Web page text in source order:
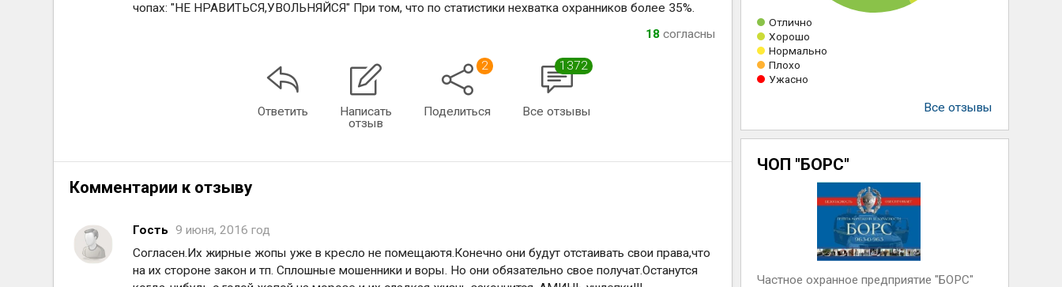
чопах: "НЕ НРАВИТЬСЯ,УВОЛЬНЯЙСЯ" При том, что по статистики нехватка охранников более 35%.
18согласны
Ответить
Написать
отзыв
2
Поделиться
1372
Все отзывы
Комментарии к отзыву
Гость 9 июня, 2016 год
Согласен.Их жирные жопы уже в кресло не помещаютя.Конечно они будут отстаивать свои права,что
на их стороне закон и тп. Сплошные мошенники и воры. Но они обязательно свое получат.Останутся
Отлично
Хорошо
Нормально
Плохо
Ужасно
Все отзывы
ЧОП "БОРС"
Частное охранное предприятие "БОРС"